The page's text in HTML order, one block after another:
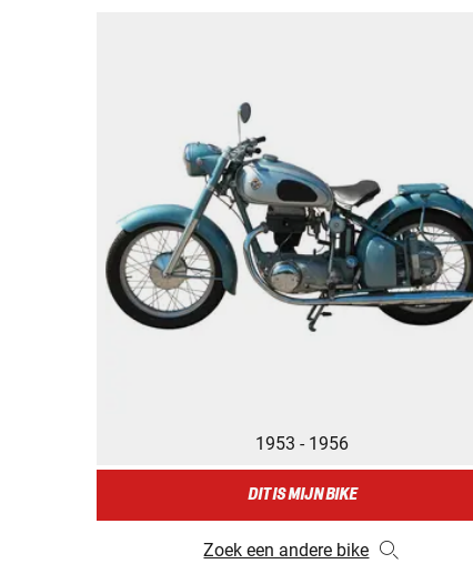
1953 - 1956
DIT IS MIJN BIKE
Zoek een andere bike